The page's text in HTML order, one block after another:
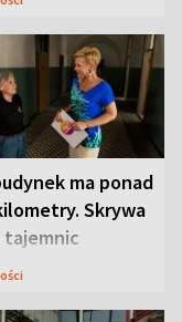
ma ponad
Skrywa